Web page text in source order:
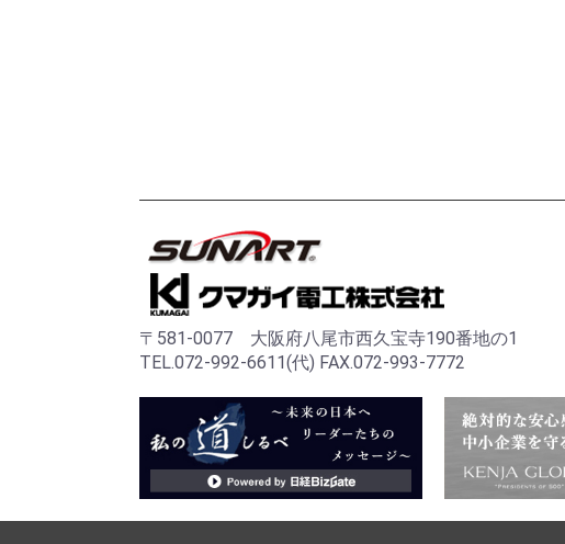
〒581-0077 大阪府八尾市西久宝寺190番地の1
TEL.072-992-6611(代) FAX.072-993-7772